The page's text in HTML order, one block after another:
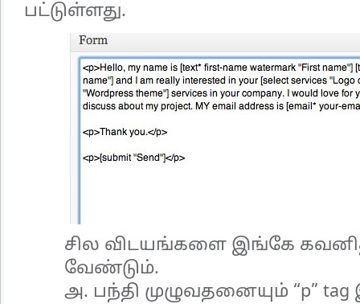
பட்டுள்ளது.
சில விடயங்களை இங்கே
வேண்டும்.
அ. பந்தி முழுவதனையும் “p”